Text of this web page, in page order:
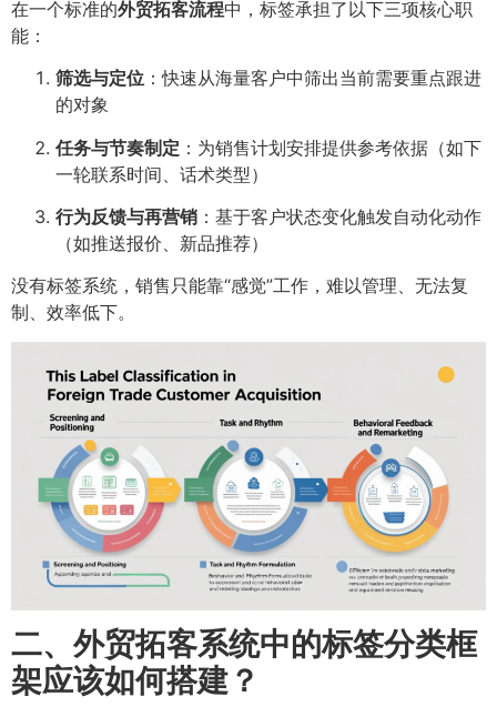
在一个标准的外贸拓客流程中，标签承担了以下三项核心职
能：
筛选与定位 ：快速从海量客户中筛出当前需要重点跟进
的对象
任务与节奏制定 ：为销售计划安排提供参考依据（如下
一轮联系时间、话术类型）
行为反馈与再营销 ：基于客户状态变化触发自动化动作
（如推送报价、新品推荐）
没有标签系统，销售只能靠“感觉”工作，难以管理、无法复
制、效率低下。
二、外贸拓客系统中的标签分类框
架应该如何搭建？